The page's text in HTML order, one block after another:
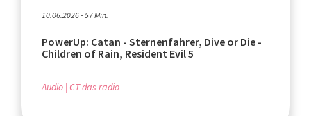
10.06.2026 - 57 Min.
PowerUp: Catan - Sternenfahrer, Dive or Die -
Children of Rain, Resident Evil 5
Audio CT das radio